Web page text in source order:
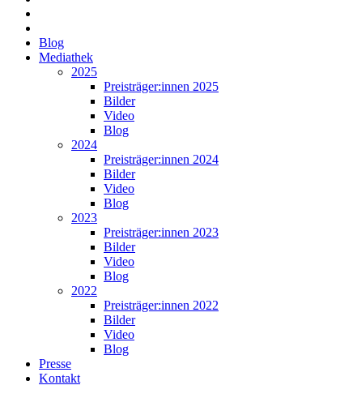
Blog
Mediathek
2025
Preisträger:innen 2025
Bilder
Video
Blog
2024
Preisträger:innen 2024
Bilder
Video
Blog
2023
Preisträger:innen 2023
Bilder
Video
Blog
2022
Preisträger:innen 2022
Bilder
Video
Blog
Presse
Kontakt